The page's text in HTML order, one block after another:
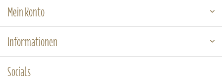
Mein Konto
Informationen
Socials